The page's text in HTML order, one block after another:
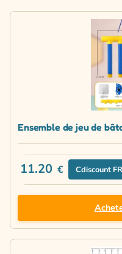
Ensemble de jeu de
11.20 € Cdiscount FR